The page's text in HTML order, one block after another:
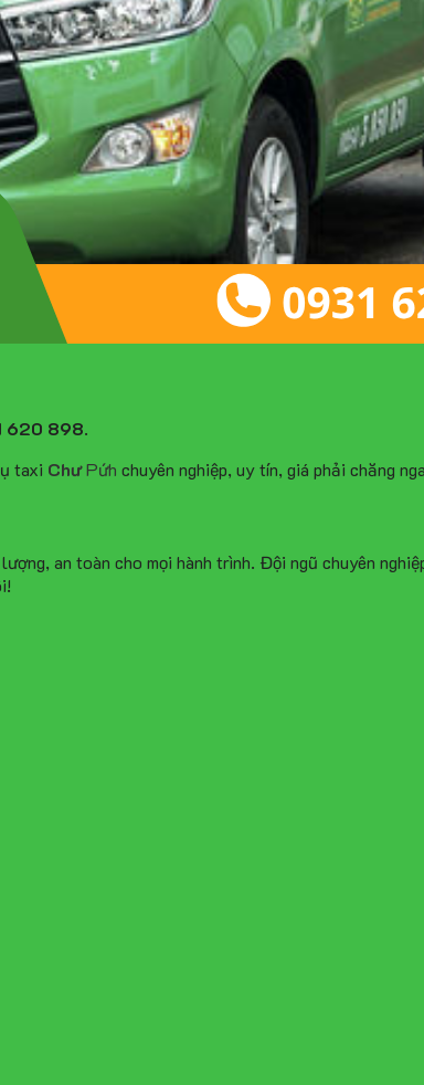
620 898.
taxi ChưPứh chuyên nghiệp, uy tín, giá phải chăng
an toàn cho mọi hành trình. Đội ngũ chuyên